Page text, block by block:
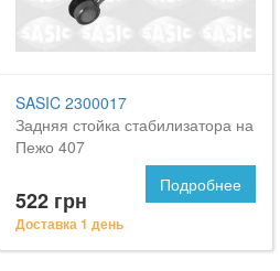
SASIC 2300017
Задняя стойка стабилизатора на
Пежо 407
522 грн
Доставка 1 день
Подробнее